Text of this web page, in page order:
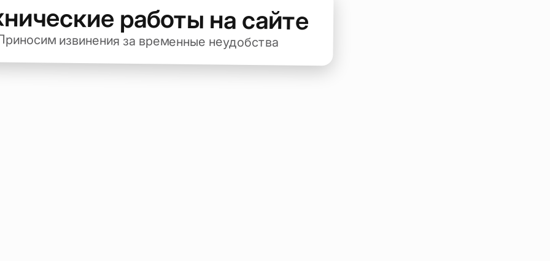
работы на сайте
извинения за временные неудобства